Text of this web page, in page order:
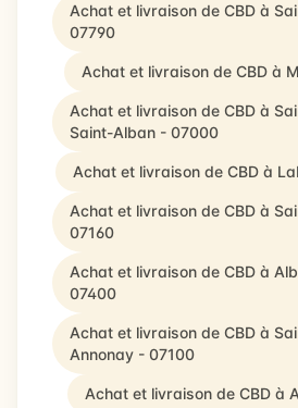
Achat et livraison de CBD à
07790
Achat et livraison de CBD à
Achat et livraison de CBD à
Saint-Alban - 07000
Achat et livraison de CBD à
Achat et livraison de CBD à
07160
Achat et livraison de CBD à
07400
Achat et livraison de CBD à
Annonay - 07100
Achat et livraison de CBD à